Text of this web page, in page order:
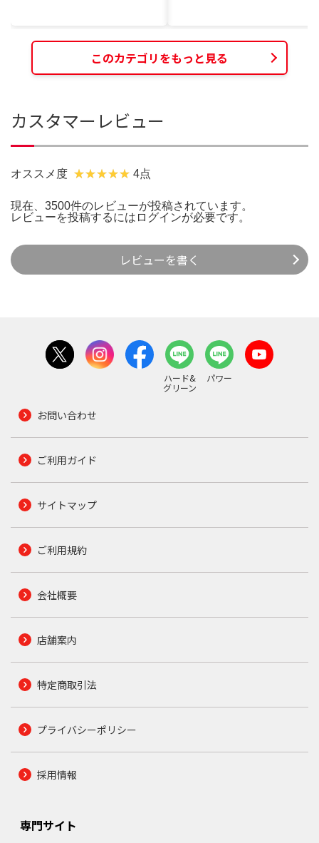
このカテゴリをもっと見る
カスタマーレビュー
オススメ度 4点
現在、3500件のレビューが投稿されています。
レビューを投稿するには ログインが必要です。
レビューを書く
ハード&
グリーン
パワー
お問い合わせ
ご利用ガイド
サイトマップ
ご利用規約
会社概要
店舗案内
特定商取引法
プライバシーポリシー
採用情報
専門サイト